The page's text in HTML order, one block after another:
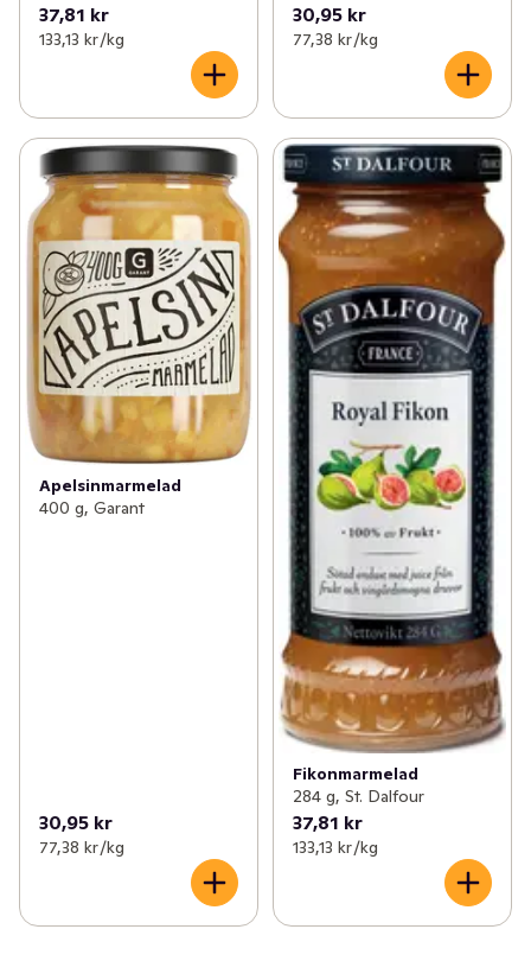
37,81 kr
133,13 kr /kg
30,95 kr
77,38 kr /kg
Apelsinmarmelad
400 g, Garant
30,95 kr
77,38 kr /kg
Fikonmarmelad
284 g, St. Dalfour
37,81 kr
133,13 kr /kg